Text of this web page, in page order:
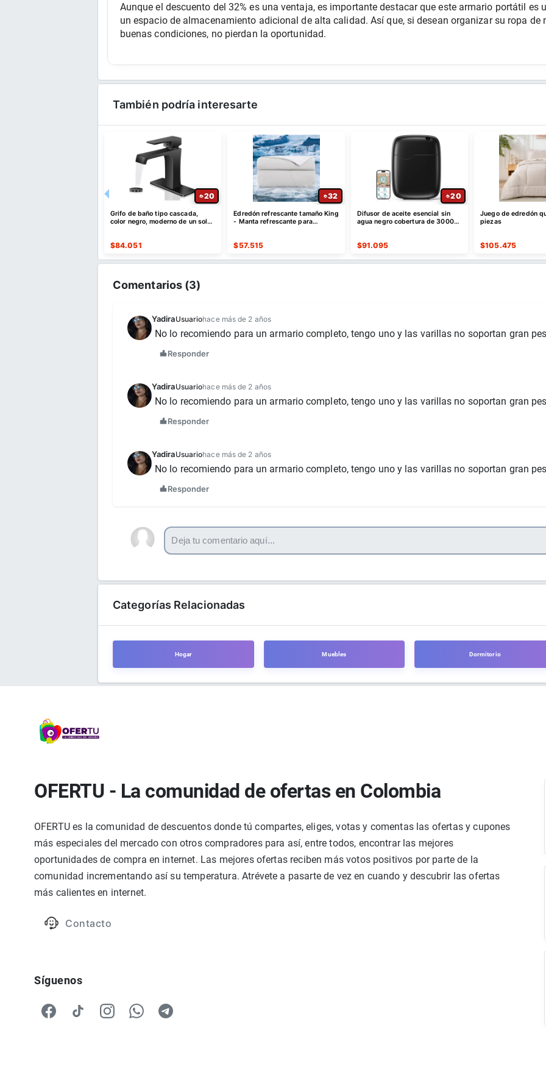
Aunque el descuento del 32% es una ventaja, es importante destacar que este armario portátil es
un espacio de almacenamiento adicional de alta calidad. Así que, si desean organizar su ropa de
buenas condiciones, no pierdan la oportunidad.
También podría interesarte
20
Grifo de baño tipo cascada,
color negro, moderno de un solo
$84.051
32
Edredón refrescante tamaño King
- Manta refrescante para
$57.515
20
Difusor de aceite esencial sin
agua negro cobertura de 3000
$91.095
Juego de edredón
piezas
$105.475
Comentarios (3)
YadiraUsuariohace más de 2 años
No lo recomiendo para un armario completo, tengo uno y las varillas no soportan gran
Responder
YadiraUsuariohace más de 2 años
No lo recomiendo para un armario completo, tengo uno y las varillas no soportan gran
Responder
YadiraUsuariohace más de 2 años
No lo recomiendo para un armario completo, tengo uno y las varillas no soportan gran
Responder
Categorías Relacionadas
Hogar Muebles Dormitorio
OFERTU - La comunidad de ofertas en Colombia
OFERTU es la comunidad de descuentos donde tú compartes, eliges, votas y comentas las ofertas y cupones
más especiales del mercado con otros compradores para así, entre todos, encontrar las mejores
oportunidades de compra en internet. Las mejores ofertas reciben más votos positivos por parte de la
comunidad incrementando así su temperatura. Atrévete a pasarte de vez en cuando y descubrir las ofertas
más calientes en internet.
Contacto
Síguenos